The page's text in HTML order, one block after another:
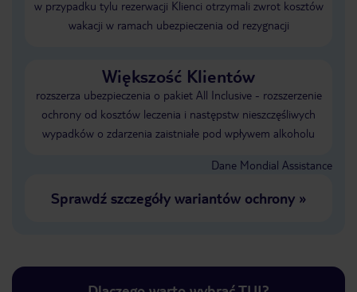
w przypadku tylu rezerwacji Klienci otrzymali zwrot kosztów
wakacji w ramach ubezpieczenia od rezygnacji
Większość Klientów
rozszerza ubezpieczenia o pakiet All Inclusive - rozszerzenie
ochrony od kosztów leczenia i następstw nieszczęśliwych
wypadków o zdarzenia zaistniałe pod wpływem alkoholu
Dane Mondial Assistance
Sprawdź szczegóły wariantów ochrony»